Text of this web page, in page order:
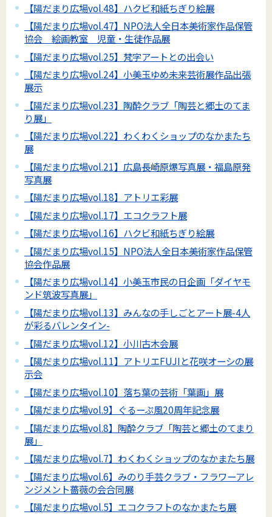
【陽だまり広場vol.48】ハクビ和紙ちぎり絵展
【陽だまり広場vol.47】NPO法人全日本美術家作品保管
協会 絵画教室 児童・生徒作品展
【陽だまり広場vol.25】梵字アートとの出会い
【陽だまり広場vol.24】小美玉ゆめ未来芸術展作品出張
展示
【陽だまり広場vol.23】陶酔クラブ「陶芸と郷土のてま
り展」
【陽だまり広場vol.22】わくわくショップのなかまたち
展
【陽だまり広場vol.21】広島長崎原爆写真展・福島原発
写真展
【陽だまり広場vol.18】アトリエ彩展
【陽だまり広場vol.17】エコクラフト展
【陽だまり広場vol.16】ハクビ和紙ちぎり絵展
【陽だまり広場vol.15】NPO法人全日本美術家作品保管
協会作品展
【陽だまり広場vol.14】小美玉市民の日企画「ダイヤモ
ンド筑波写真展」
【陽だまり広場vol.13】みんなの手しごとアート展-4人
が彩るバレンタイン-
【陽だまり広場vol.12】小川古木会展
【陽だまり広場vol.11】アトリエFUJIと花咲オーシの展
示会
【陽だまり広場vol.10】落ち葉の芸術「葉画」展
【陽だまり広場vol.9】ぐるーぷ風20周年記念展
【陽だまり広場vol.8】陶酔クラブ「陶芸と郷土のてまり
展」
【陽だまり広場vol.7】わくわくショップのなかまたち展
【陽だまり広場vol.6】みのり手芸クラブ・フラワーアレ
ンジメント薔薇の会合同展
【陽だまり広場vol.5】エコクラフトのなかまたち展